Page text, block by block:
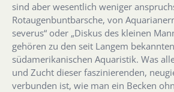
sind aber wesentlich weniger
Rotaugenbuntbarsche, von
severus“ oder „Diskus des kleinen
gehören zu den seit Langem
südamerikanischen Aquaristik. Was
und Zucht dieser faszinierenden,
verbunden ist, wie man ein Becken